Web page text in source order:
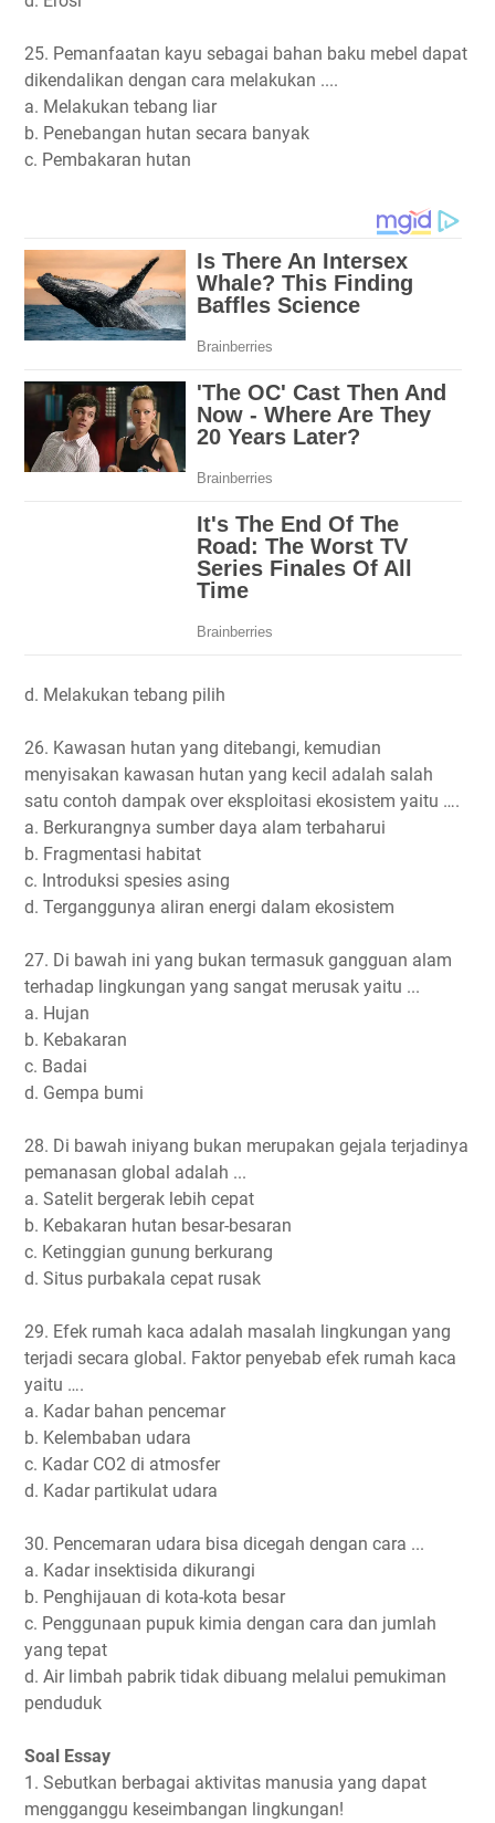
25. Pemanfaatan kayu sebagai bahan baku mebel dapat
dikendalikan dengan cara melakukan ....
a. Melakukan tebang liar
b. Penebangan hutan secara banyak
c. Pembakaran hutan
d. Melakukan tebang pilih
26. Kawasan hutan yang ditebangi, kemudian
menyisakan kawasan hutan yang kecil adalah salah
satu contoh dampak over eksploitasi ekosistem yaitu ….
a. Berkurangnya sumber daya alam terbaharui
b. Fragmentasi habitat
c. Introduksi spesies asing
d. Terganggunya aliran energi dalam ekosistem
27. Di bawah ini yang bukan termasuk gangguan alam
terhadap lingkungan yang sangat merusak yaitu ...
a. Hujan
b. Kebakaran
c. Badai
d. Gempa bumi
28. Di bawah iniyang bukan merupakan gejala terjadinya
pemanasan global adalah ...
a. Satelit bergerak lebih cepat
b. Kebakaran hutan besar-besaran
c. Ketinggian gunung berkurang
d. Situs purbakala cepat rusak
29. Efek rumah kaca adalah masalah lingkungan yang
terjadi secara global. Faktor penyebab efek rumah kaca
yaitu ….
a. Kadar bahan pencemar
b. Kelembaban udara
c. Kadar CO2 di atmosfer
d. Kadar partikulat udara
30. Pencemaran udara bisa dicegah dengan cara ...
a. Kadar insektisida dikurangi
b. Penghijauan di kota-kota besar
c. Penggunaan pupuk kimia dengan cara dan jumlah
yang tepat
d. Air limbah pabrik tidak dibuang melalui pemukiman
penduduk
Soal Essay
1. Sebutkan berbagai aktivitas manusia yang dapat
mengganggu keseimbangan lingkungan!